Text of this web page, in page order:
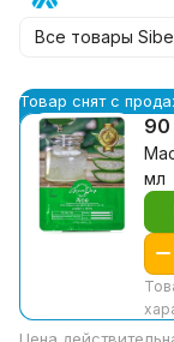
Все товары
Товар снят с
90
мл